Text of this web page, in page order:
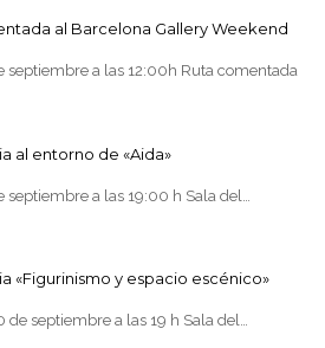
al Barcelona Gallery Weekend
septiembre a las 12:00h Ruta comentada
al entorno de «Aida»
septiembre a las 19:00 h Sala del…
«Figurinismo y espacio escénico»
de septiembre a las 19 h Sala del…